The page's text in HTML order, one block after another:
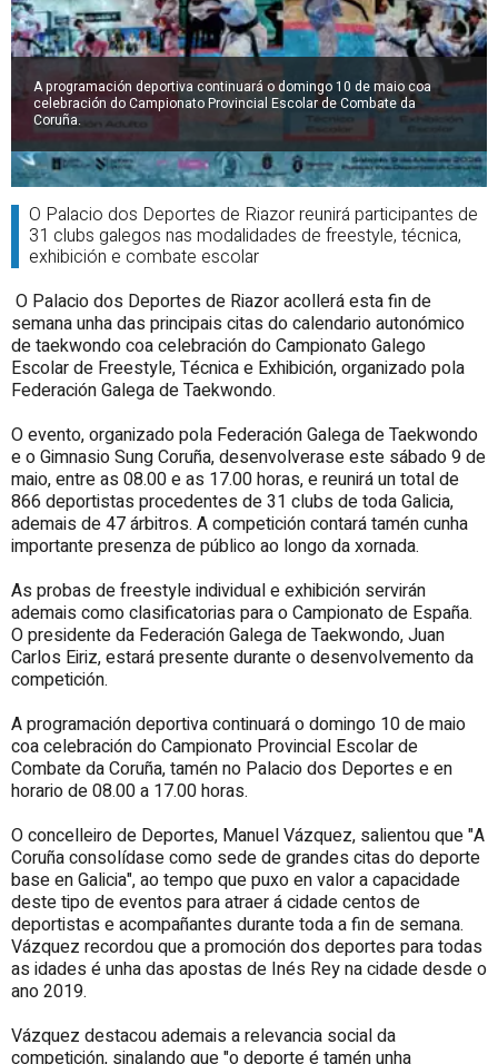
A programación deportiva continuará o domingo 10 de maio coa
celebración do Campionato Provincial Escolar de Combate da
Coruña.
O Palacio dos Deportes de Riazor reunirá participantes de
31 clubs galegos nas modalidades de freestyle, técnica,
exhibición e combate escolar
O Palacio dos Deportes de Riazor acollerá esta fin de
semana unha das principais citas do calendario autonómico
de taekwondo coa celebración do Campionato Galego
Escolar de Freestyle, Técnica e Exhibición, organizado pola
Federación Galega de Taekwondo.
O evento, organizado pola Federación Galega de Taekwondo
e o Gimnasio Sung Coruña, desenvolverase este sábado 9 de
maio, entre as 08.00 e as 17.00 horas, e reunirá un total de
866 deportistas procedentes de 31 clubs de toda Galicia,
ademais de 47 árbitros. A competición contará tamén cunha
importante presenza de público ao longo da xornada.
As probas de freestyle individual e exhibición servirán
ademais como clasificatorias para o Campionato de España.
O presidente da Federación Galega de Taekwondo, Juan
Carlos Eiriz, estará presente durante o desenvolvemento da
competición.
A programación deportiva continuará o domingo 10 de maio
coa celebración do Campionato Provincial Escolar de
Combate da Coruña, tamén no Palacio dos Deportes e en
horario de 08.00 a 17.00 horas.
O concelleiro de Deportes, Manuel Vázquez, salientou que "A
Coruña consolídase como sede de grandes citas do deporte
base en Galicia", ao tempo que puxo en valor a capacidade
deste tipo de eventos para atraer á cidade centos de
deportistas e acompañantes durante toda a fin de semana.
Vázquez recordou que a promoción dos deportes para todas
as idades é unha das apostas de Inés Rey na cidade desde o
ano 2019.
Vázquez destacou ademais a relevancia social da